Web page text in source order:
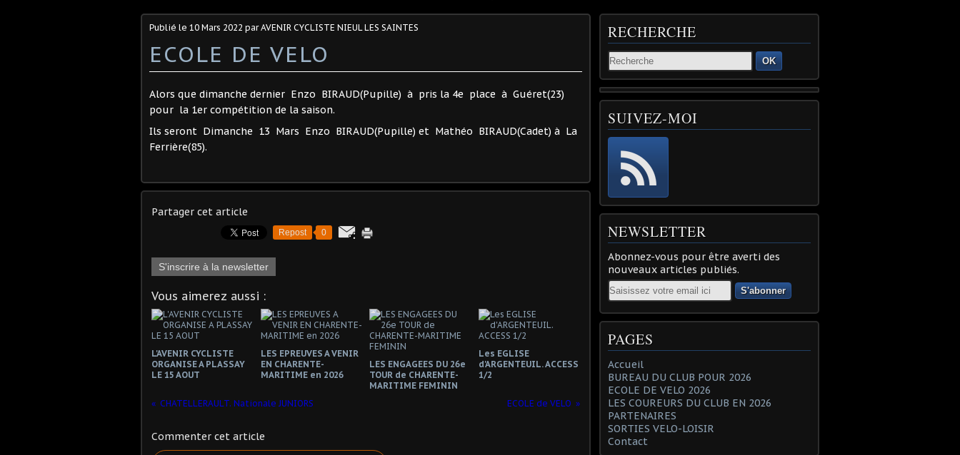
Publié le 10 Mars 2022 par AVENIR CYCLISTE NIEUL LES SAINTES
ECOLE DE VELO
Alors que dimanche dernier Enzo BIRAUD(Pupille) à pris la 4e place à Guéret(23)
pour la 1er compétition de la saison.
Ils seront Dimanche 13 Mars Enzo BIRAUD(Pupille) et Mathéo BIRAUD(Cadet) à La
Ferrière(85).
Partager cet article
Repost 0
S'inscrire à la newsletter
Vous aimerez aussi :
L'AVENIR CYCLISTE
ORGANISE A PLASSAY
LE 15 AOUT
LES EPREUVES A VENIR
EN CHARENTE-
MARITIME en 2026
LES ENGAGEES DU 26e
TOUR de CHARENTE-
MARITIME FEMININ
Les EGLISE
d'ARGENTEUIL. ACCESS
1/2
CHATELLERAULT. Nationale JUNIORS ECOLE de VELO
Commenter cet article
RECHERCHE
OK
SUIVEZ-MOI
NEWSLETTER
Abonnez-vous pour être averti des
nouveaux articles publiés.
Email
PAGES
Accueil
BUREAU DU CLUB POUR 2026
ECOLE DE VELO 2026
LES COUREURS DU CLUB EN 2026
PARTENAIRES
SORTIES VELO-LOISIR
Contact